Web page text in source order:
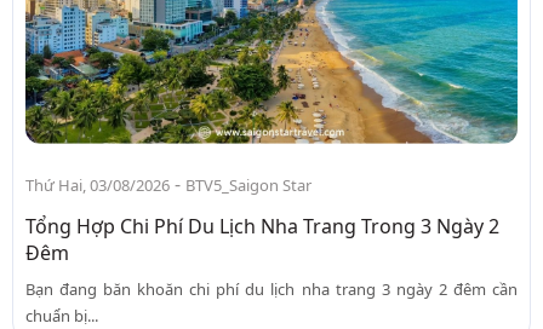
Thứ Hai, 03/08/2026 - BTV5_Saigon Star
Tổng Hợp Chi Phí Du Lịch Nha Trang Trong 3 Ngày 2
Đêm
Bạn đang băn khoăn chi phí du lịch nha trang 3 ngày 2 đêm cần
chuẩn bị...